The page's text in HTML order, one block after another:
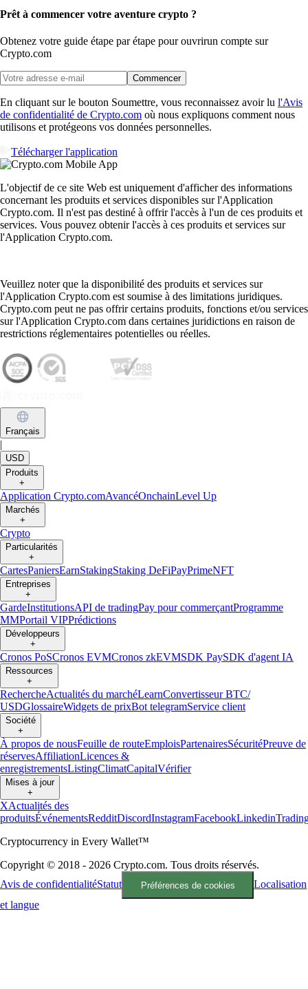
Prêt à commencer votre aventure crypto ?
Obtenez votre guide étape par étape pour ouvrirun compte sur
Crypto.com
Commencer
En cliquant sur le bouton Soumettre, vous reconnaissez avoir lu l'Avis
de confidentialité de Crypto.com où nous expliquons comment nous
utilisons et protégeons vos données personnelles.
Télécharger l'application
L'objectif de ce site Web est uniquement d'afficher des informations
concernant les produits et services disponibles sur l'Application
Crypto.com. Il n'est pas destiné à offrir l'accès à l'un de ces produits et
services. Vous pouvez obtenir l'accès à ces produits et services sur
l'Application Crypto.com.
Veuillez noter que la disponibilité des produits et services sur
l'Application Crypto.com est soumise à des limitations juridiques.
Crypto.com peut ne pas offrir certains produits, fonctions et/ou services
sur l'Application Crypto.com dans certaines juridictions en raison de
restrictions réglementaires potentielles ou réelles.
Français
|
USD
Produits
+
Application Crypto.comAvancéOnchainLevel Up
Marchés
+
Crypto
Particularités
+
CartesPaniersEarnStakingStaking DeFiPayPrimeNFT
Entreprises
+
GardeInstitutionsAPI de tradingPay pour commerçantProgramme
MMPortail VIPPrédictions
Développeurs
+
Cronos PoSCronos EVMCronos zkEVMSDK PaySDK d'agent IA
Ressources
+
RechercheActualités du marchéLearnConvertisseur BTC/
USDGlossaireWidgets de prixBot telegramService client
Société
+
À propos de nousFeuille de routeEmploisPartenairesSécuritéPreuve de
réservesAffiliationLicences &
enregistrementsListingClimatCapitalVérifier
Mises à jour
+
XActualités des
produitsÉvénementsRedditDiscordInstagramFacebookLinkedin
Cryptocurrency in Every Wallet™
Copyright © 2018 - 2026 Crypto.com. Tous droits réservés.
Avis de confidentialitéStatut Préférences de cookies
Localisation
et langue